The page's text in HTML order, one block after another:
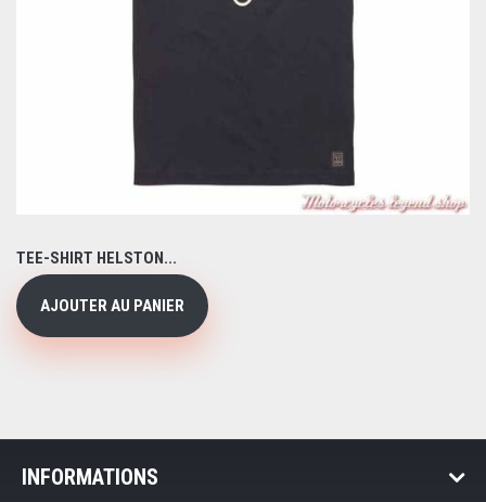
TEE-SHIRT HELSTON...
AJOUTER AU PANIER
INFORMATIONS